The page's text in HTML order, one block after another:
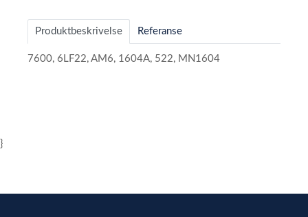
Produktbeskrivelse Referanse
7600, 6LF22, AM6, 1604A, 522, MN1604
}